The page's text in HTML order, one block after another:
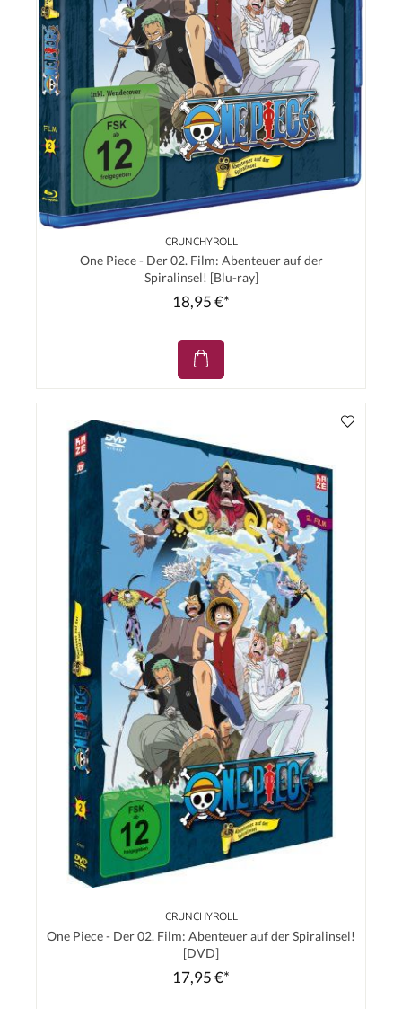
CRUNCHYROLL
One Piece - Der 02. Film: Abenteuer auf der
Spiralinsel! [Blu-ray]
18,95 €*
CRUNCHYROLL
One Piece - Der 02. Film: Abenteuer auf der Spiralinsel!
[DVD]
17,95 €*